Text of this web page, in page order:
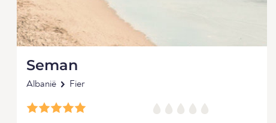
Seman
Albanië Fier